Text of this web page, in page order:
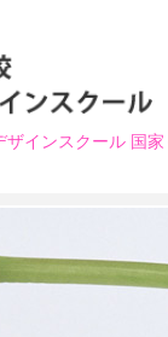
インスクール 国